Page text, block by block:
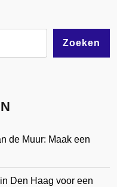
Zoeken
de Muur: Maak een
Den Haag voor een